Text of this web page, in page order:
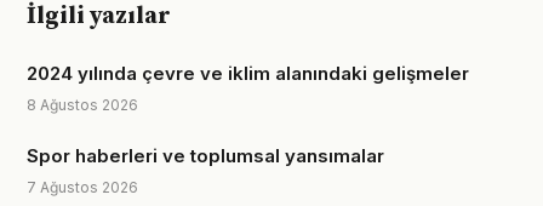
İlgili yazılar
2024 yılında çevre ve iklim alanındaki gelişmeler
8 Ağustos 2026
Spor haberleri ve toplumsal yansımalar
7 Ağustos 2026